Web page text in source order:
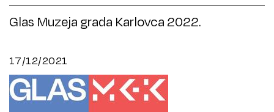
Glas Muzeja grada Karlovca 2022.
17/12/2021